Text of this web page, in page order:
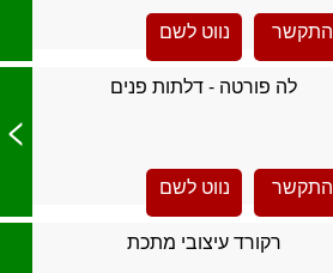
התקשר נווט לשם
לה פורטה - דלתות פנים
התקשר נווט לשם
>
רקורד עיצובי מתכת